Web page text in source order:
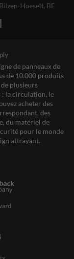
Bilzen-Hoeselt, BE
de panneaux de
de 10.000 produits
plusieurs
: la circulation, le
acheter des
des
du matériel de
pour le monde
attrayant.